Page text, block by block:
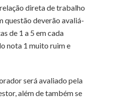
direta de trabalho
questão deverão avaliá-
de 1 a 5 em cada
nota 1 muito ruim e
será avaliado pela
além de também se